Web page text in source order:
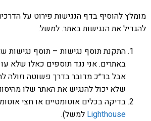
מומלץ להוסיף בדף הנגישות פירוט על
להגדיל את הנגישות באתר. למשל:
התקנת תוסף נגישות – תוסף נגישות
באתרים. אני נגד תוספים כאלו שלא
אבל בד״כ מדובר בדרך פשוטה וזולה
שלא יכול להנגיש את האתר שלו
בדיקה בכלים אוטומטיים או חצי
Lighthouse למשל).